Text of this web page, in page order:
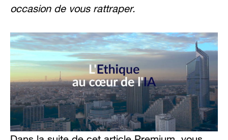
occasion de vous rattraper.